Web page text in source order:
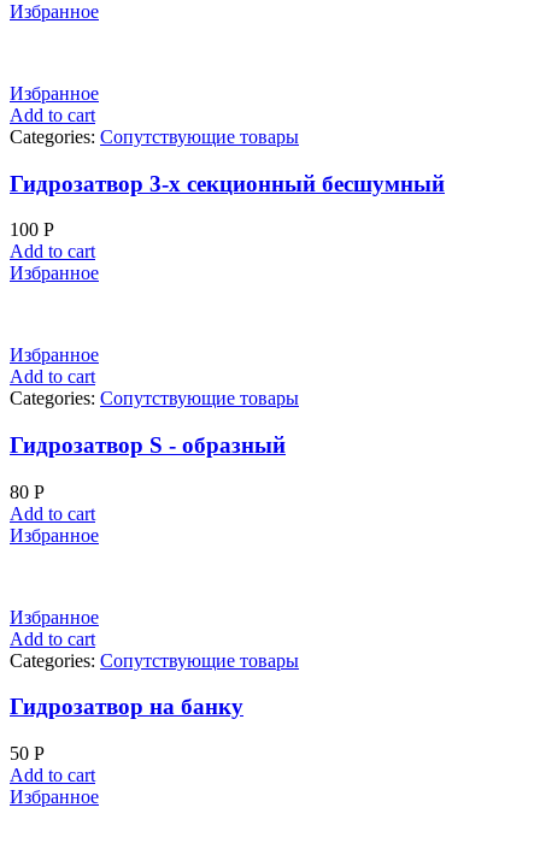
Избранное
Избранное
Add to cart
Categories: Сопутствующие товары
Гидрозатвор 3-х секционный бесшумный
100 Р
Add to cart
Избранное
Избранное
Add to cart
Categories: Сопутствующие товары
Гидрозатвор S - образный
80 Р
Add to cart
Избранное
Избранное
Add to cart
Categories: Сопутствующие товары
Гидрозатвор на банку
50 Р
Add to cart
Избранное